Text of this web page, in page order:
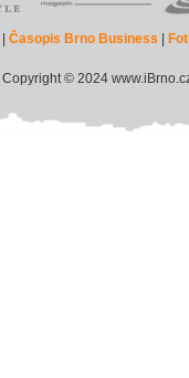
|Časopis Brno Business
Copyright © 2024